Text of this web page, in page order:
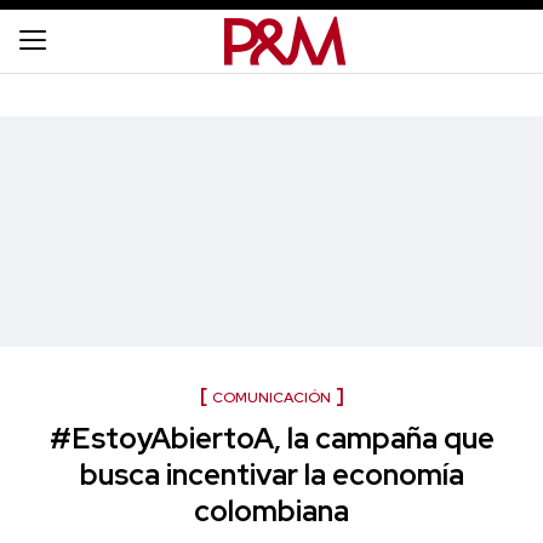
COMUNICACIÓN
#EstoyAbiertoA, la campaña que
busca incentivar la economía
colombiana